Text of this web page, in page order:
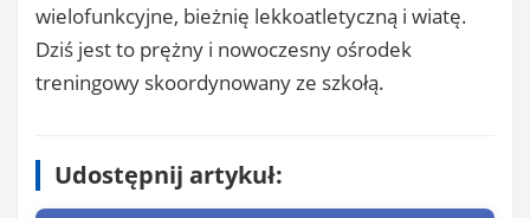
wielofunkcyjne, bieżnię lekkoatletyczną i wiatę.
Dziś jest to prężny i nowoczesny ośrodek
treningowy skoordynowany ze szkołą.
Udostępnij artykuł: